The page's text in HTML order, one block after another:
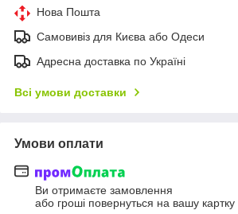
Нова Пошта
Самовивіз для Києва або Одеси
Адресна доставка по Україні
Всі умови доставки
Умови оплати
Ви отримаєте замовлення
або гроші повернуться на вашу картку